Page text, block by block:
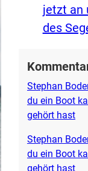
jetzt an
des
Stephan
du ein Boot
gehört hast
Stephan
du ein Boot
gehört hast